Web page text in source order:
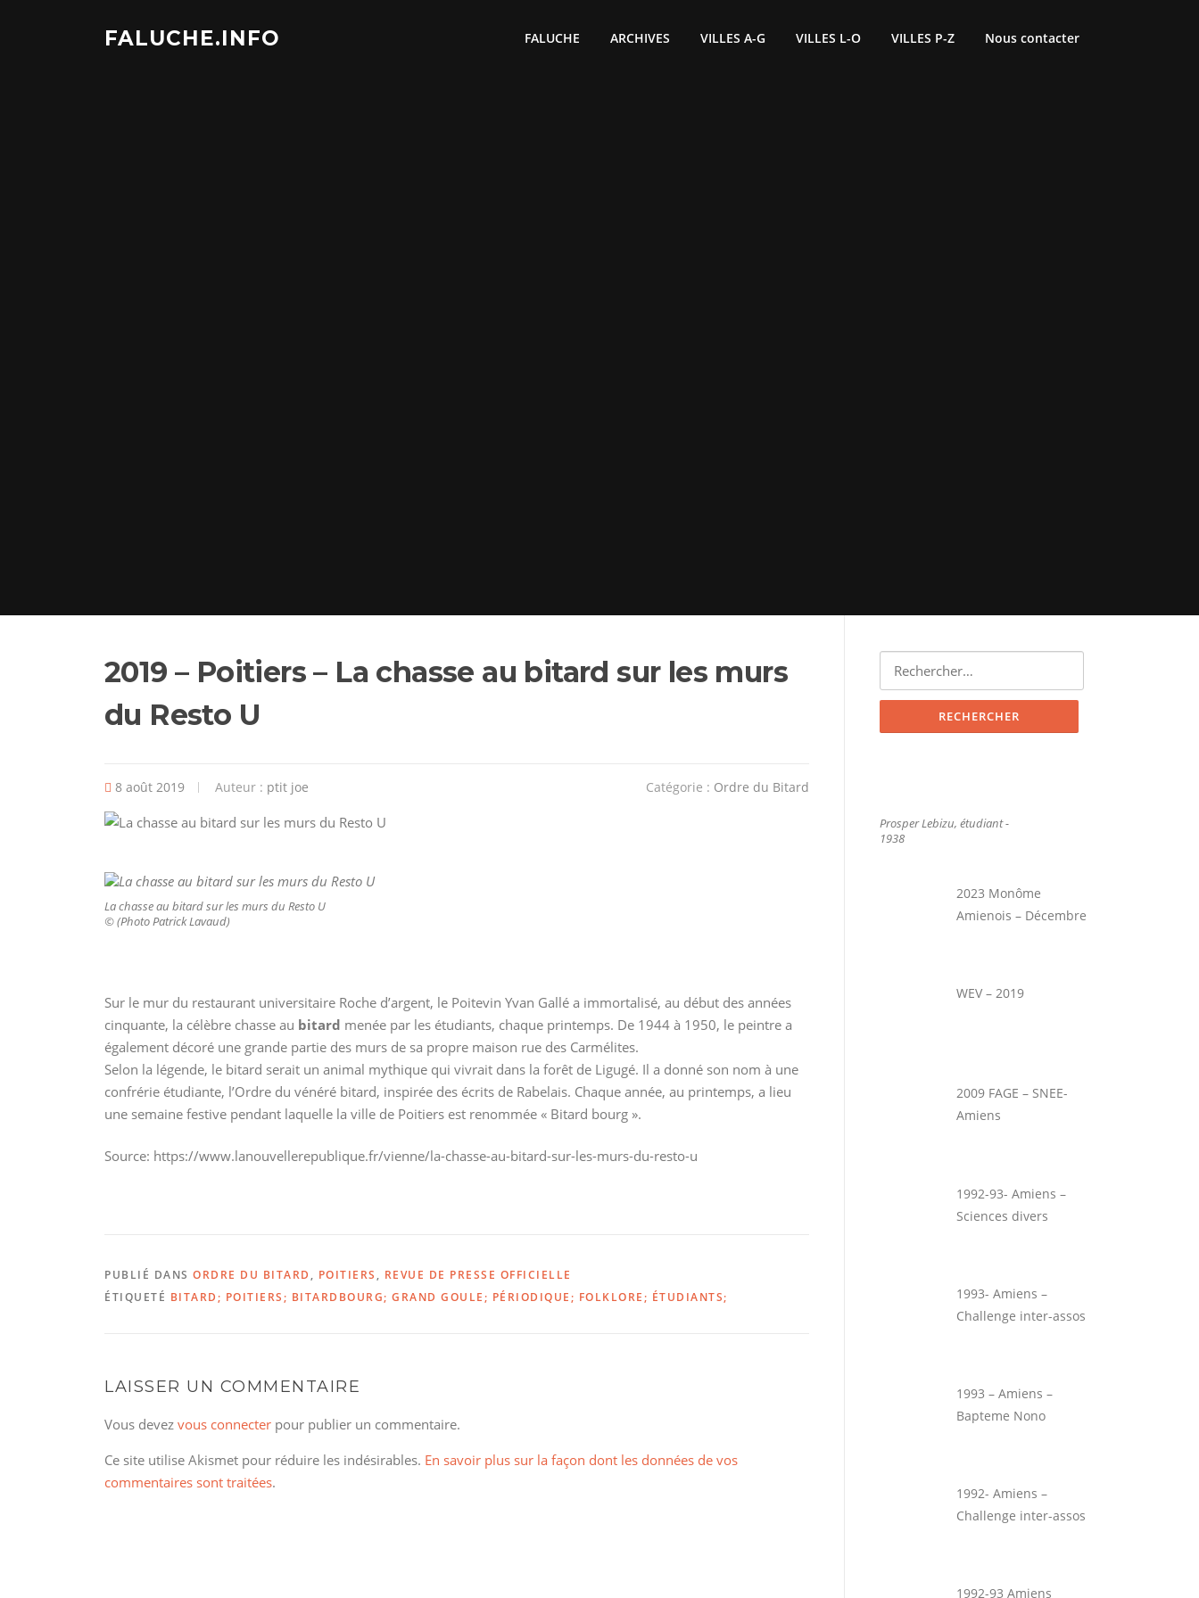
FALUCHE.INFO FALUCHE ARCHIVES VILLES A-G VILLES L-O VILLES P-Z Nous contacter
2019 – Poitiers – La chasse au bitard sur les murs
du Resto U
8 août 2019 Auteur : ptit joe Catégorie : Ordre du Bitard
La chasse au bitard sur les murs du Resto U
© (Photo Patrick Lavaud)
Sur le mur du restaurant universitaire Roche d’argent, le Poitevin Yvan Gallé a immortalisé, au début des années
cinquante, la célèbre chasse au bitard menée par les étudiants, chaque printemps. De 1944 à 1950, le peintre a
également décoré une grande partie des murs de sa propre maison rue des Carmélites.
Selon la légende, le bitard serait un animal mythique qui vivrait dans la forêt de Ligugé. Il a donné son nom à une
confrérie étudiante, l’Ordre du vénéré bitard, inspirée des écrits de Rabelais. Chaque année, au printemps, a lieu
une semaine festive pendant laquelle la ville de Poitiers est renommée « Bitard bourg ».
Source: https://www.lanouvellerepublique.fr/vienne/la-chasse-au-bitard-sur-les-murs-du-resto-u
PUBLIÉ DANS ORDRE DU BITARD, POITIERS, REVUE DE PRESSE OFFICIELLE
ÉTIQUETÉ BITARD; POITIERS; BITARDBOURG; GRAND GOULE; PÉRIODIQUE; FOLKLORE; ÉTUDIANTS;
LAISSER UN COMMENTAIRE
Vous devez vous connecter pour publier un commentaire.
Ce site utilise Akismet pour réduire les indésirables. En savoir plus sur la façon dont les données de vos
commentaires sont traitées.
Rechercher :
Prosper Lebizu, étudiant -
1938
2023 Monôme
Amienois – Décembre
WEV – 2019
2009 FAGE – SNEE-
Amiens
1992-93- Amiens –
Sciences divers
1993- Amiens –
Challenge inter-assos
1993 – Amiens –
Bapteme Nono
1992- Amiens –
Challenge inter-assos
1992-93 Amiens